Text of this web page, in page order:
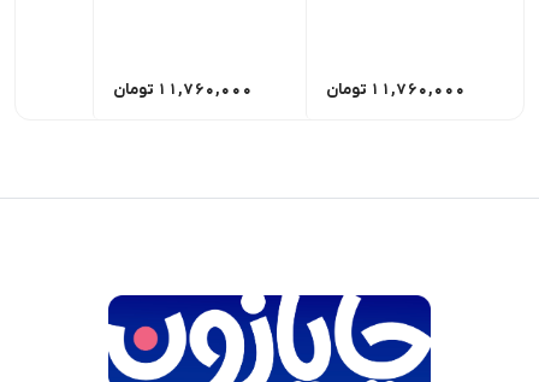
11,760,000 تومان 11,760,000 تومان